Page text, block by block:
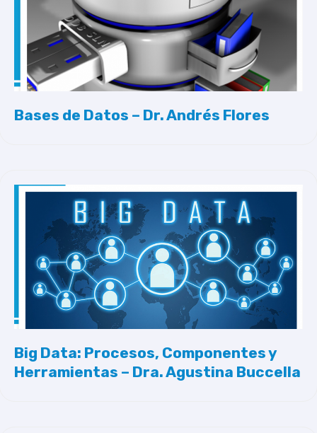
Bases de Datos – Dr. Andrés Flores
Big Data: Procesos, Componentes y
Herramientas – Dra. Agustina Buccella